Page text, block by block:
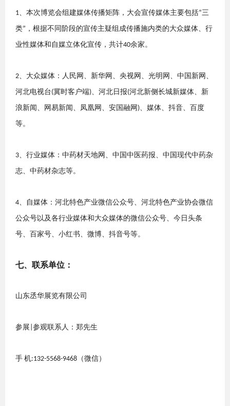
1、 本次博览会组建媒体传播矩阵，大会宣传媒体主要包括“三
类” ，根据不同阶段的宣传主疑组成传播施内类的大众媒体、行
业性媒体和自媒立体化宣传，共计40余家。
2、 大众媒体：人民网、新华网、央视网、光明网、中国新网、
河北电视台(冀时客户端)、河北日报(河北新侧长城新媒体、新
浪新闻、网易新闻、凤凰网、安国融网 )、媒体、抖音、百度
等。
3、 行业媒体：中药材天地网、中国中医药报、中国现代中药杂
志、中药材杂志等。
4、 自媒体：河北特色产业微信公众号、河北特色产业协会微信
公众号以及各行业媒体和大众媒体的微信公众号、今日头条
号、百家号、小红书、微博、抖音号等。
七、 联系单位 ：
山东丞华展览有限公司
参展 参观联系人：郑先生
手 机:132-5568-9468 （微信）